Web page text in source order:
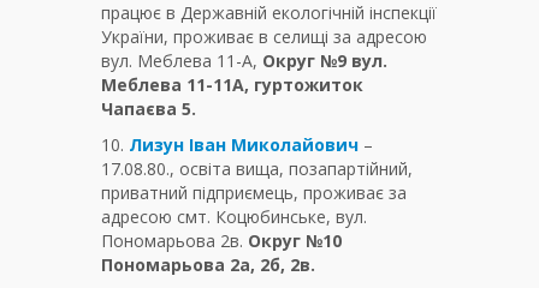
працює в Державній екологічній інспекції
України, проживає в селищі за адресою
вул. Меблева 11-А, Округ №9 вул.
Меблева 11-11А, гуртожиток
Чапаєва 5.
10. Лизун Іван Миколайович –
17.08.80., освіта вища, позапартійний,
приватний підприємець, проживає за
адресою смт. Коцюбинське, вул.
Пономарьова 2в. Округ №10
Пономарьова 2а, 2б, 2в.